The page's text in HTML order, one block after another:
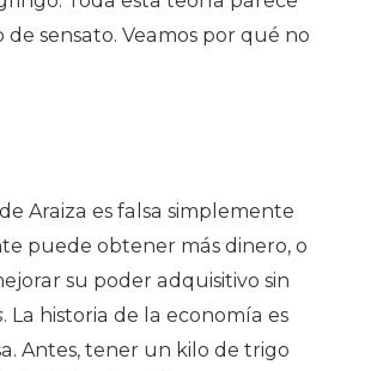
sensato. Veamos por qué no
Araiza es falsa simplemente
puede obtener más dinero, o
su poder adquisitivo sin
. La historia de la economía es
Antes, tener un kilo de trigo